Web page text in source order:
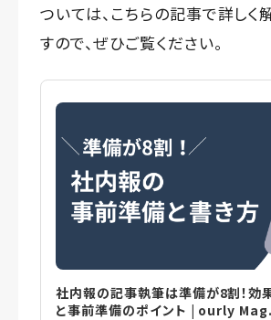
ついては、こちらの記事で詳しく
すので、ぜひご覧ください。
社内報の記事執筆は準備が8割！効
と事前準備のポイント | ourly Mag.